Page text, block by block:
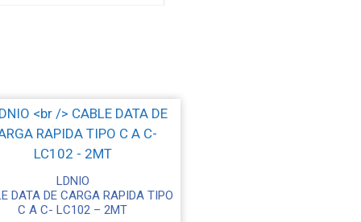
LDNIO
DATA DE CARGA RAPIDA TIPO
C A C- LC102 – 2MT